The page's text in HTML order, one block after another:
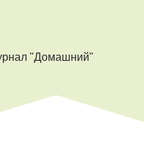
"Домашний"